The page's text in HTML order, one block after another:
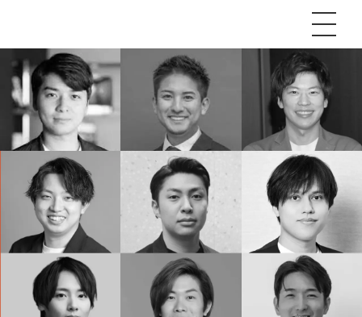
サルタント一覧
ガイドライン
コンペ
ーム窓口
制Webマーケティング代行『マキトルくん』
制営業代行『カリトルくん』
制採用代行・RPO『トルトルくん』
改善特化の動画制作『動画でカリトルくん』
LINE運用代行『LINEマキトルくん』
でAI導入支援『あいのりAI』
付1日密着動画制作『まるごと社長』
料で記事を制作『SEOトライアル』
制LP制作・改善『最強LP』
YouTubeチャンネル構築『トリトル』
TOP
ジニア
の最低品質基準